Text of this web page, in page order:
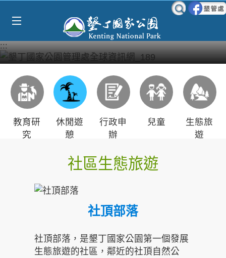
:::
教育研
究
休閒遊
憩
行政申
辦
兒童
生態旅
遊
社區生態旅遊
社頂部落
社頂部落，是墾丁國家公園第一個發展
生態旅遊的社區，鄰近的社頂自然公